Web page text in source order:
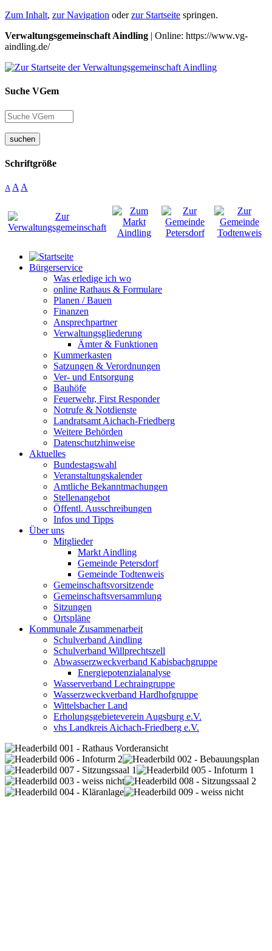
Zum Inhalt, zur Navigation oderzur Startseite springen.
Verwaltungsgemeinschaft Aindling | Online: https://www.vg-
aindling.de/
Suche VGem
suchen
Schriftgröße
A A A
Bürgerservice
Was erledige ich wo
online Rathaus & Formulare
Planen / Bauen
Finanzen
Ansprechpartner
Verwaltungsgliederung
Ämter & Funktionen
Kummerkasten
Satzungen & Verordnungen
Ver- und Entsorgung
Bauhöfe
Feuerwehr, First Responder
Notrufe & Notdienste
Landratsamt Aichach-Friedberg
Weitere Behörden
Datenschutzhinweise
Aktuelles
Bundestagswahl
Veranstaltungskalender
Amtliche Bekanntmachungen
Stellenangebot
Öffentl. Ausschreibungen
Infos und Tipps
Über uns
Mitglieder
Markt Aindling
Gemeinde Petersdorf
Gemeinde Todtenweis
Gemeinschaftsvorsitzende
Gemeinschaftsversammlung
Sitzungen
Ortspläne
Kommunale Zusammenarbeit
Schulverband Aindling
Schulverband Willprechtszell
Abwasserzweckverband Kabisbachgruppe
Energiepotenzialanalyse
Wasserverband Lechraingruppe
Wasserzweckverband Hardhofgruppe
Wittelsbacher Land
Erholungsgebieteverein Augsburg e.V.
vhs Landkreis Aichach-Friedberg e.V.